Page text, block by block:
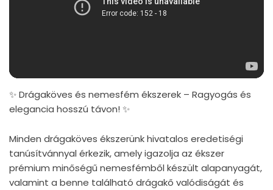
✨ Drágaköves és nemesfém ékszerek – Ragyogás és
elegancia hosszú távon! ✨
Minden drágaköves ékszerünk hivatalos eredetiségi
tanúsítvánnyal érkezik, amely igazolja az ékszer
prémium minőségű nemesfémből készült alapanyagát,
valamint a benne található drágakő valódiságát és